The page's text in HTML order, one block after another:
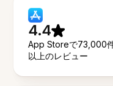
4.4
App Storeで73,000
以上のレビュー